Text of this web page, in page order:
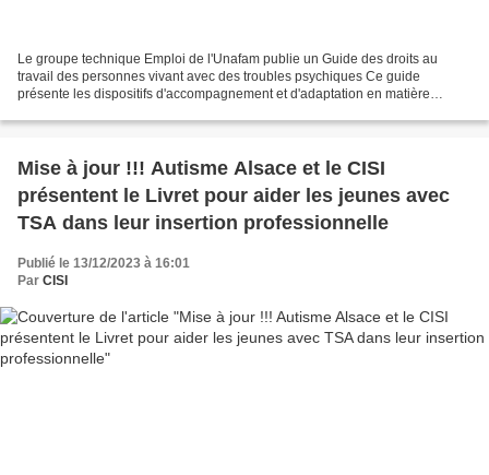
Le groupe technique Emploi de l'Unafam publie un Guide des droits au
travail des personnes vivant avec des troubles psychiques Ce guide
présente les dispositifs d'accompagnement et d'adaptation en matière
Mise à jour !!! Autisme Alsace et le CISI
présentent le Livret pour aider les jeunes avec
TSA dans leur insertion professionnelle
Publié le 13/12/2023 à 16:01
Par CISI